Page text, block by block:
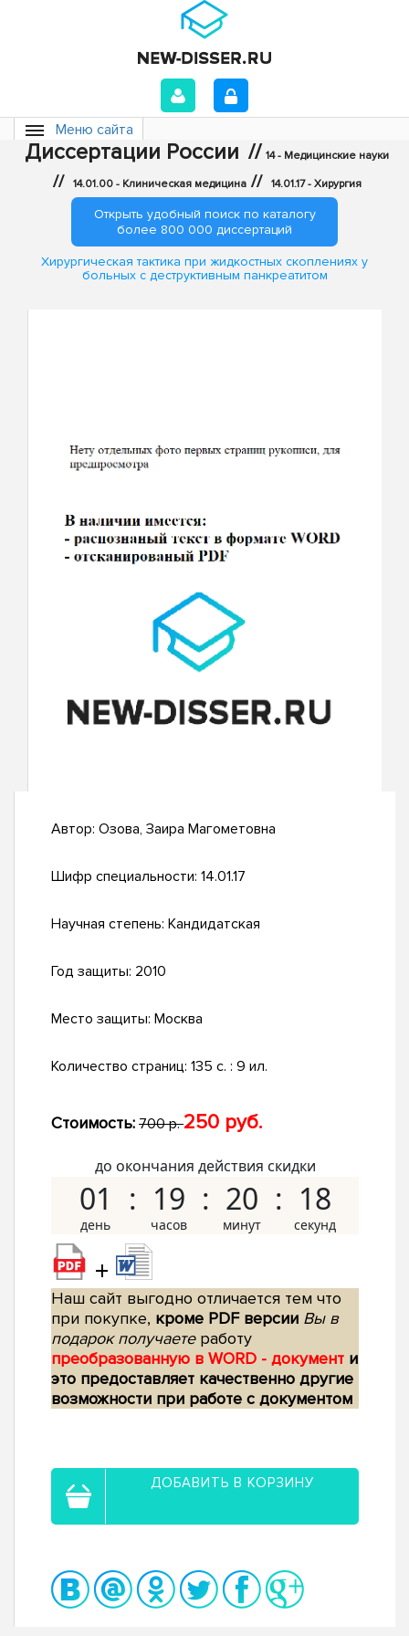
Меню сайта
Диссертации России // 14 - Медицинские науки
// 14.01.00 - Клиническая медицина // 14.01.17 - Хирургия
Открыть удобный поиск по каталогу
более 800 000 диссертаций
Хирургическая тактика при жидкостных скоплениях у
больных с деструктивным панкреатитом
Автор: Озова, Заира Магометовна
Шифр специальности: 14.01.17
Научная степень: Кандидатская
Год защиты: 2010
Место защиты: Москва
Количество страниц: 135 с. : 9 ил.
Стоимость: 700 р.250 руб.
до окончания действия скидки
01 19 20 17
+
Наш сайт выгодно отличается тем что
при покупке, кроме PDF версии Вы в
подарок получаетеработу
преобразованную в WORD - документ и
это предоставляет качественно другие
возможности при работе с документом
ДОБАВИТЬ В КОРЗИНУ